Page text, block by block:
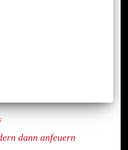
dann anfeuern